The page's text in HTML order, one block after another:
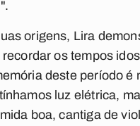
origens, Lira
os tempos
deste período é
luz elétrica,
boa, cantiga de